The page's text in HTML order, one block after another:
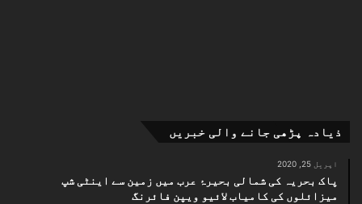
ذیادہ پڑھی جانے والی خبریں
اپریل 25, 2020
پاک بحریہ کی شمالی بحیرۂ عرب میں زمین سے اینٹی شپ
میزائلوں کی کامیاب لائیو ویپن فائرنگ